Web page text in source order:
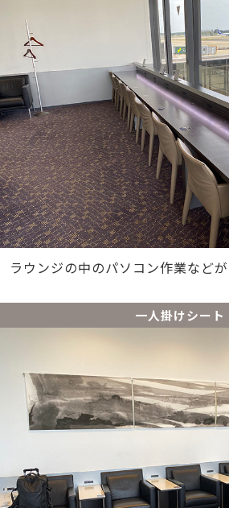
ラウンジの中のパソコン作業などが
一人掛けシート